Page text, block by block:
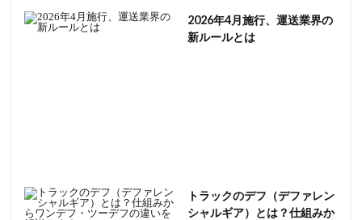
2026年4月施行、運送業界の
新ルールとは
トラックのデフ（デファレン
シャルギア）とは？仕組みか